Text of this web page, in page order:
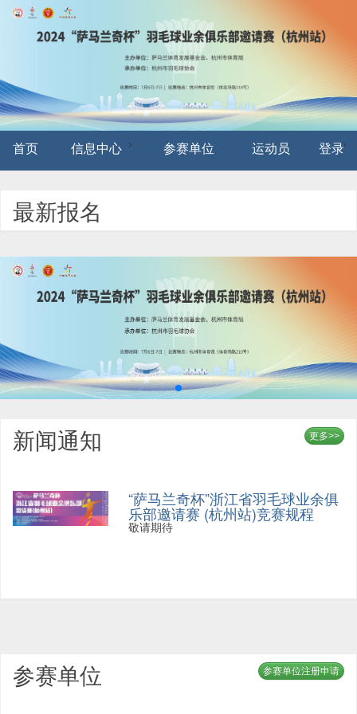
首页 信息中心 参赛单位 运动员 登录
最新报名
新闻通知 更多>>
“萨马兰奇杯”浙江省羽毛球业余俱
乐部邀请赛 (杭州站)竞赛规程
敬请期待
参赛单位 参赛单位注册申请